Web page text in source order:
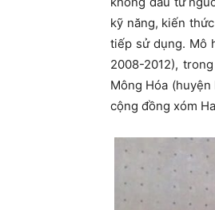
kỹ năng, kiến
tiếp sử dụng. Mô
2008-2012),
Mông Hóa
cộng đồng xóm